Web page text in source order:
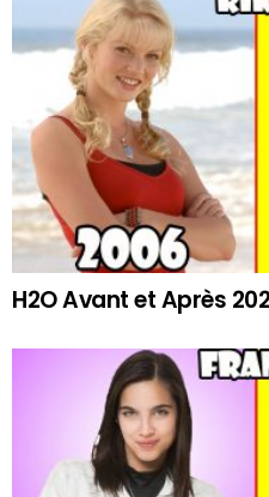
H2O Avant et Après